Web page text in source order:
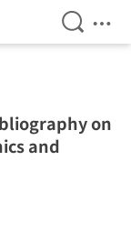
検索を
メ
on
and